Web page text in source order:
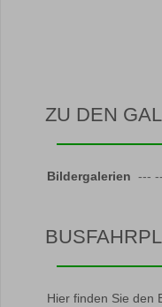
ZU DEN
Bildergalerien ---
Hier finden Sie den